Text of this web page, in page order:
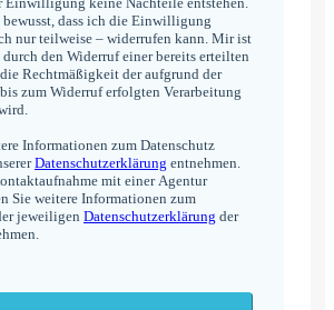
dass ich die Einwilligung
nur teilweise – widerrufen kann. Mir ist
durch den Widerruf einer bereits erteilten
Rechtmäßigkeit der aufgrund der
zum Widerruf erfolgten Verarbeitung
Informationen zum Datenschutz
Datenschutzerklärung entnehmen.
mit einer Agentur
Sie weitere Informationen zum
jeweiligen Datenschutzerklärung der